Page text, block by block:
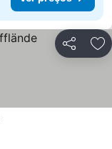
Partilhar